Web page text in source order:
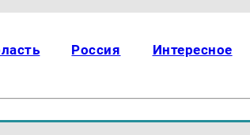
Россия Интересное